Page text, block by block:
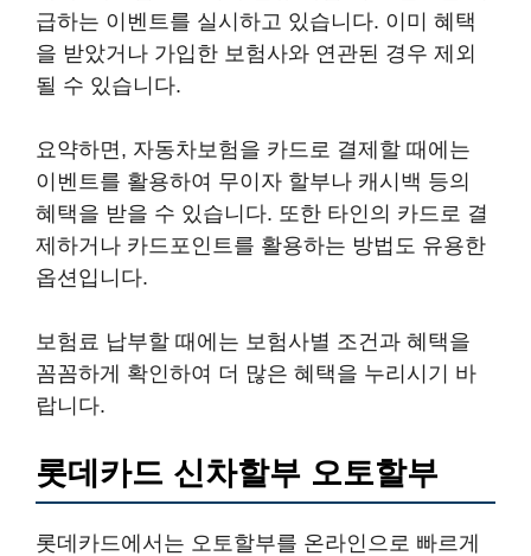
급하는 이벤트를 실시하고 있습니다. 이미 혜택
을 받았거나 가입한 보험사와 연관된 경우 제외
될 수 있습니다.
요약하면, 자동차보험을 카드로 결제할 때에는
이벤트를 활용하여 무이자 할부나 캐시백 등의
혜택을 받을 수 있습니다. 또한 타인의 카드로 결
제하거나 카드포인트를 활용하는 방법도 유용한
옵션입니다.
보험료 납부할 때에는 보험사별 조건과 혜택을
꼼꼼하게 확인하여 더 많은 혜택을 누리시기 바
랍니다.
롯데카드 신차할부 오토할부
롯데카드에서는 오토할부를 온라인으로 빠르게